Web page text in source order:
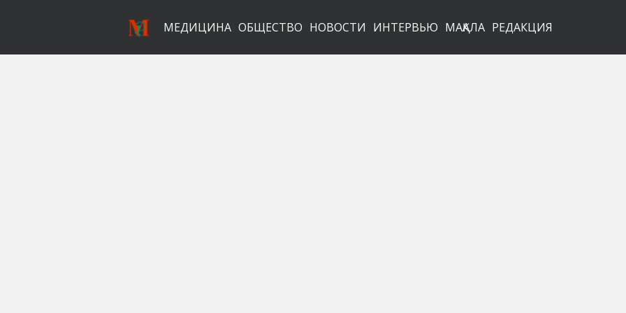
МЕДИЦИНА ОБЩЕСТВО НОВОСТИ ИНТЕРВЬЮ МАҚАЛА РЕДАКЦИЯ